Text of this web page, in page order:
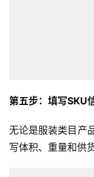
第五步：填写SKU
无论是服装类目产
写体积、重量和供